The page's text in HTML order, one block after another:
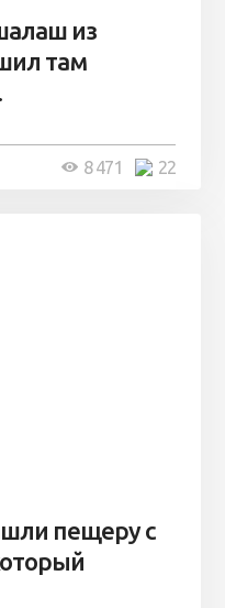
из
там
22
8 471
пещеру с